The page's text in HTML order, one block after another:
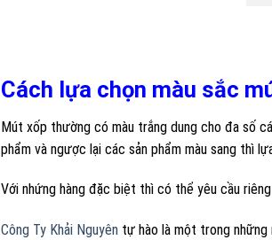
Cách lựa chọn màu sắc
Mút xốp thường có màu trắng dung cho đa số
phẩm và ngược lại các sản phẩm màu sang thì
Với nhứng hàng đặc biệt thì có thể yêu cầu
Công Ty Khải Nguyên tự hào là một trong những